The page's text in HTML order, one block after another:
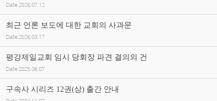
Date 2026.07.12
최근 언론 보도에 대한 교회의 사과문
Date 2026.03.17
평강제일교회 임시 당회장 파견 결의의 건
Date 2025.06.07
구속사 시리즈 12권(상) 출간 안내